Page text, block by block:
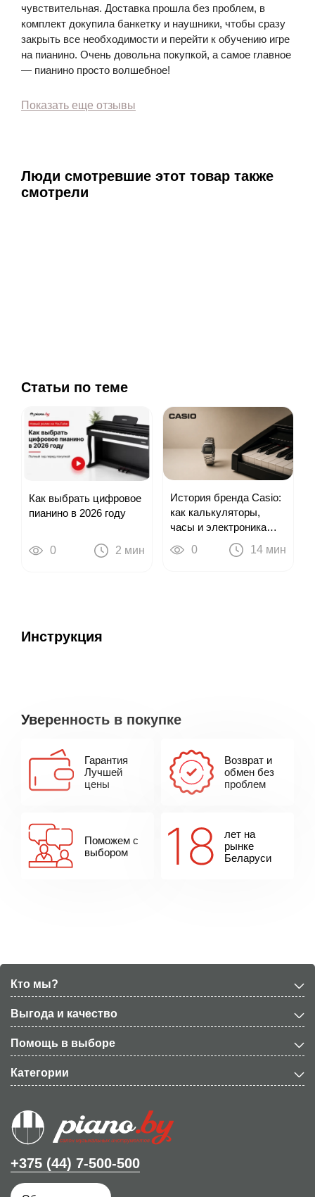
чувствительная. Доставка прошла без проблем, в
комплект докупила банкетку и наушники, чтобы сразу
закрыть все необходимости и перейти к обучению игре
на пианино. Очень довольна покупкой, а самое главное
— пианино просто волшебное!
Показать еще отзывы
Люди смотревшие этот товар также
смотрели
Статьи по теме
Как выбрать цифровое
пианино в 2026 году
0 2 мин
История бренда Casio:
как калькуляторы,
часы и электроника
привели к цифровым
пианино
0 14 мин
Инструкция
Уверенность в покупке
Гарантия
Лучшей
цены
Возврат и
обмен без
проблем
Поможем с
выбором
лет на
рынке
Беларуси
Кто мы?
Выгода и качество
Помощь в выборе
Категории
+375 (44) 7-500-500